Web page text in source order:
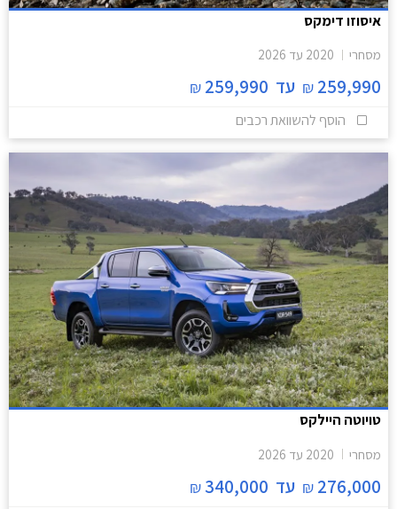
איסוזו דימקס
מסחרי 2020 עד 2026
259,990
₪ עד 259,990
₪
הוסף להשוואת רכבים
טויוטה היילקס
מסחרי 2020 עד 2026
276,000
₪ עד 340,000
₪